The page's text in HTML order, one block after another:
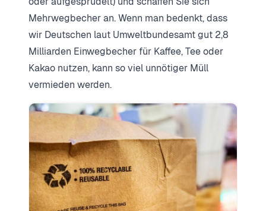
Mehrwegbecher an. Wenn man bedenkt, dass
wir Deutschen laut Umweltbundesamt gut 2,8
Milliarden Einwegbecher für Kaffee, Tee oder
Kakao nutzen, kann so viel unnötiger Müll
vermieden werden.